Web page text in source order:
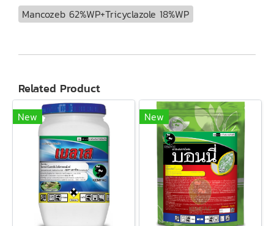
Mancozeb 62%WP+Tricyclazole 18%WP
Related Product
New New